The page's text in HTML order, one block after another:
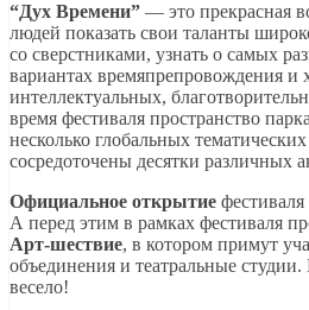
“Дух Времени” — это прекрасная
людей показать свои таланты
со сверстниками, узнать о самых
вариантах времяпрепровождения
интеллектуальных,
время фестиваля пространство
несколько глобальных
сосредоточены десятки различных
Официальное открытие фестиваля
А перед этим в рамках фестиваля
Арт-шествие, в котором примут
объединения и театральные студии.
весело!